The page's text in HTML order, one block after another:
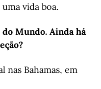
vida boa.
do Mundo. Ainda há
nas Bahamas, em